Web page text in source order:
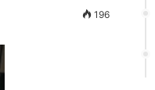
196